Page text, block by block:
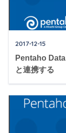
2017-12-15
Pentaho
と連携する